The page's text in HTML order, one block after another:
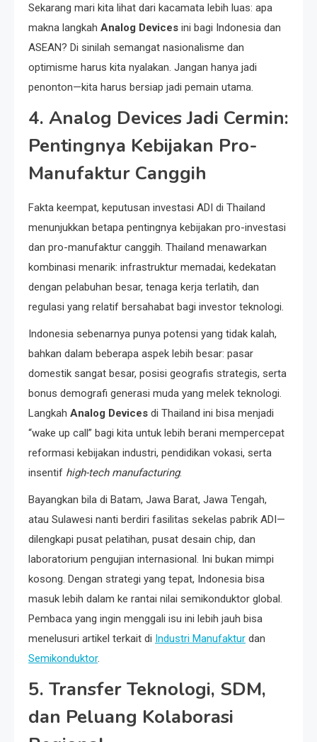
Sekarang mari kita lihat dari kacamata lebih luas: apa
makna langkah Analog Devices ini bagi Indonesia dan
ASEAN? Di sinilah semangat nasionalisme dan
optimisme harus kita nyalakan. Jangan hanya jadi
penonton—kita harus bersiap jadi pemain utama.
4. Analog Devices Jadi Cermin:
Pentingnya Kebijakan Pro-
Manufaktur Canggih
Fakta keempat, keputusan investasi ADI di Thailand
menunjukkan betapa pentingnya kebijakan pro-investasi
dan pro-manufaktur canggih. Thailand menawarkan
kombinasi menarik: infrastruktur memadai, kedekatan
dengan pelabuhan besar, tenaga kerja terlatih, dan
regulasi yang relatif bersahabat bagi investor teknologi.
Indonesia sebenarnya punya potensi yang tidak kalah,
bahkan dalam beberapa aspek lebih besar: pasar
domestik sangat besar, posisi geografis strategis, serta
bonus demografi generasi muda yang melek teknologi.
Langkah Analog Devices di Thailand ini bisa menjadi
“wake up call” bagi kita untuk lebih berani mempercepat
reformasi kebijakan industri, pendidikan vokasi, serta
insentif high-tech manufacturing.
Bayangkan bila di Batam, Jawa Barat, Jawa Tengah,
atau Sulawesi nanti berdiri fasilitas sekelas pabrik ADI—
dilengkapi pusat pelatihan, pusat desain chip, dan
laboratorium pengujian internasional. Ini bukan mimpi
kosong. Dengan strategi yang tepat, Indonesia bisa
masuk lebih dalam ke rantai nilai semikonduktor global.
Pembaca yang ingin menggali isu ini lebih jauh bisa
menelusuri artikel terkait di Industri Manufaktur dan
Semikonduktor.
5. Transfer Teknologi, SDM,
dan Peluang Kolaborasi